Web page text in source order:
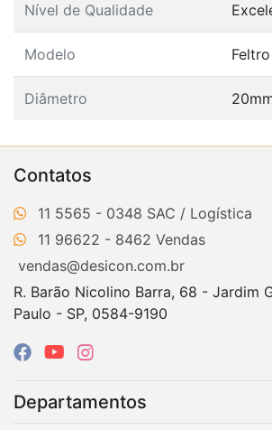
Nível de Qualidade
Modelo Feltro
Diâmetro
Contatos
11 5565 - 0348
11 96622 - 8462
vendas@desicon.com.br
R. Barão Nicolino Barra, 68 - Jardim
Paulo - SP, 0584-9190
Departamentos